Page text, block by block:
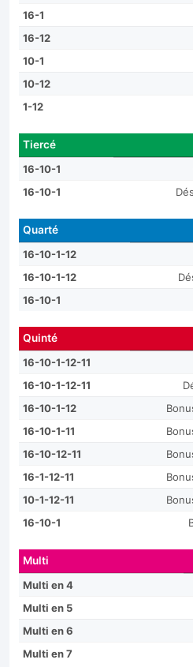
16-1
16-12
10-1
10-12
1-12
Tiercé
16-10-1
16-10-1
Quarté
16-10-1-12
16-10-1-12
16-10-1
Quinté
16-10-1-12-11
16-10-1-12-11
16-10-1-12
16-10-1-11
16-10-12-11
16-1-12-11
10-1-12-11
16-10-1
Multi
Multi en 4
Multi en 5
Multi en 6
Multi en 7